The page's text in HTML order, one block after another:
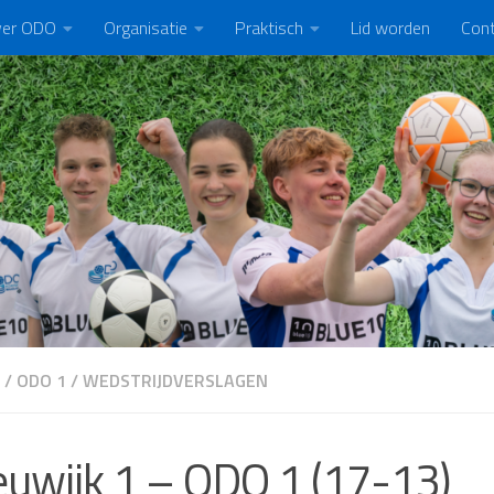
ODO Organisatie Praktisch Lid worden
/ ODO 1 /WEDSTRIJDVERSLAGEN
1 – ODO 1 (17-13)